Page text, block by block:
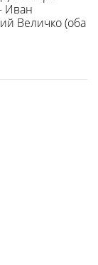
Иван
Величко (оба